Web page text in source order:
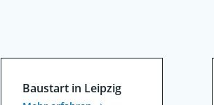
Baustart in Leipzig